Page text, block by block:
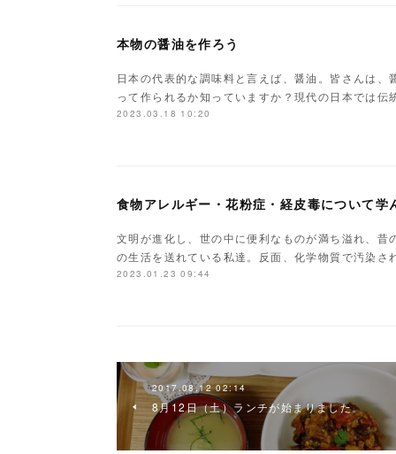
本物の醤油を作ろう
日本の代表的な調味料と言えば、醤油。皆さんは
って作られるか知っていますか？現代の日本では
2023.03.18 10:20
食物アレルギー・花粉症・経皮毒について学
文明が進化し、世の中に便利なものが満ち溢れ、昔
の生活を送れている私達。反面、化学物質で汚染
2023.01.23 09:44
2017.08.12 02:14
8月12日（土）ランチが始まりました。